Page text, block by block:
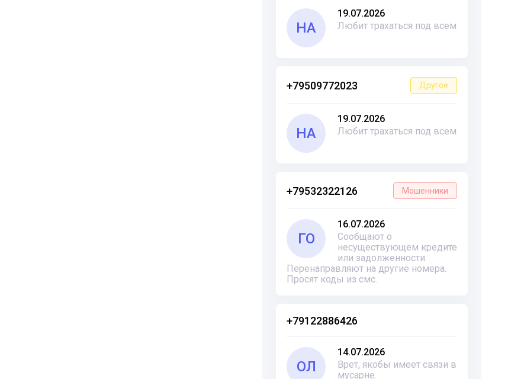
НА
19.07.2026
Любит трахаться под всем
+79509772023 Другое
НА
19.07.2026
Любит трахаться под всем
+79532322126 Мошенники
ГО
16.07.2026
Сообщают о
несуществующем кредите
или задолженности.
Перенаправляют на другие номера.
Просят коды из смс.
+79122886426
ОЛ
14.07.2026
Врет, якобы имеет связи в
мусарне.